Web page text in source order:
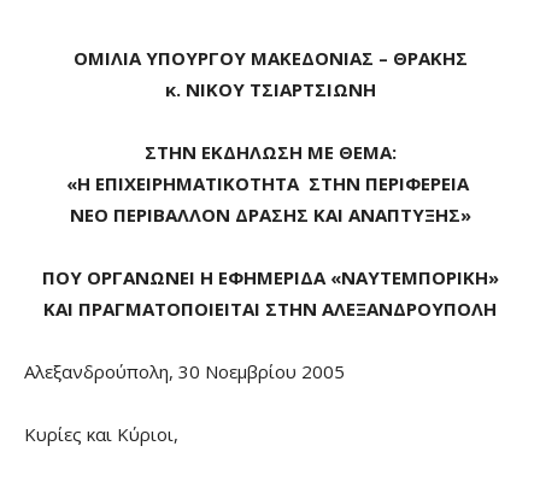
ΟΜΙΛΙΑ ΥΠΟΥΡΓΟΥ ΜΑΚΕΔΟΝΙΑΣ – ΘΡΑΚΗΣ
κ. ΝΙΚΟΥ ΤΣΙΑΡΤΣΙΩΝΗ
ΣΤΗΝ ΕΚΔΗΛΩΣΗ ΜΕ ΘΕΜΑ:
«Η ΕΠΙΧΕΙΡΗΜΑΤΙΚΟΤΗΤΑ ΣΤΗΝ ΠΕΡΙΦΕΡΕΙΑ
ΝΕΟ ΠΕΡΙΒΑΛΛΟΝ ΔΡΑΣΗΣ ΚΑΙ ΑΝΑΠΤΥΞΗΣ»
ΠΟΥ ΟΡΓΑΝΩΝΕΙ Η ΕΦΗΜΕΡΙΔΑ «ΝΑΥΤΕΜΠΟΡΙΚΗ»
ΚΑΙ ΠΡΑΓΜΑΤΟΠΟΙΕΙΤΑΙ ΣΤΗΝ ΑΛΕΞΑΝΔΡΟΥΠΟΛΗ
Αλεξανδρούπολη, 30 Νοεμβρίου 2005
Κυρίες και Κύριοι,